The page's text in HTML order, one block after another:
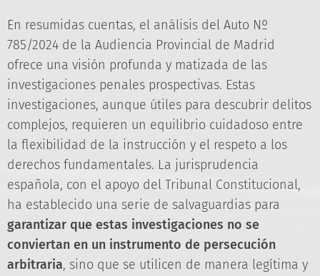
En resumidas cuentas, el análisis del Auto Nº
785/2024 de la Audiencia Provincial de Madrid
ofrece una visión profunda y matizada de las
investigaciones penales prospectivas. Estas
investigaciones, aunque útiles para descubrir delitos
complejos, requieren un equilibrio cuidadoso entre
la flexibilidad de la instrucción y el respeto a los
derechos fundamentales. La jurisprudencia
española, con el apoyo del Tribunal Constitucional,
ha establecido una serie de salvaguardias para
garantizar que estas investigaciones no se
conviertan en un instrumento de persecución
arbitraria, sino que se utilicen de manera legítima y